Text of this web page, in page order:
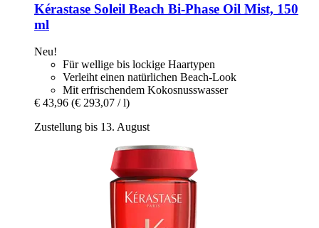
Kérastase Soleil Beach Bi-​Phase Oil Mist, 150
ml
Neu!
Für wellige bis lockige Haartypen
Verleiht einen natürlichen Beach-Look
Mit erfrischendem Kokosnusswasser
€ 43,96 (€ 293,07 / l)
Zustellung bis 13. August